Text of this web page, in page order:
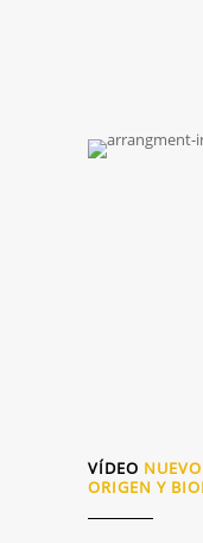
VÍDEO
ORIGEN Y